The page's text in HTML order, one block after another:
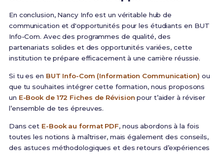
En conclusion, Nancy Info est un véritable hub de
communication et d'opportunités pour les étudiants en BUT
Info-Com. Avec des programmes de qualité, des
partenariats solides et des opportunités variées, cette
institution te prépare efficacement à une carrière réussie.
Si tu es en BUT Info-Com (Information Communication) ou
que tu souhaites intégrer cette formation, nous proposons
un E-Book de 172 Fiches de Révision pour t’aider à réviser
l’ensemble de tes épreuves.
Dans cet E-Book au format PDF, nous abordons à la fois
toutes les notions à maîtriser, mais également des conseils,
des astuces méthodologiques et des retours d’expériences